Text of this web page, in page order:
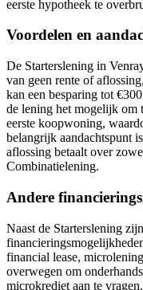
eerste hypotheek te
Voordelen en
De Starterslening in
van geen rente of
kan een besparing tot
de lening het mogelijk om
eerste koopwoning,
belangrijk aandachtspunt
aflossing betaalt over
Combinatielening.
Andere
Naast de Starterslening
financial lease,
overwegen om
microkrediet aan te